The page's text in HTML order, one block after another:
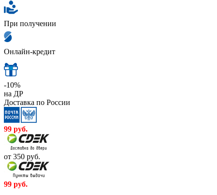
При получении
Онлайн-кредит
-10%
на ДР
Доставка по России
99 руб.
от 350 руб.
99 руб.